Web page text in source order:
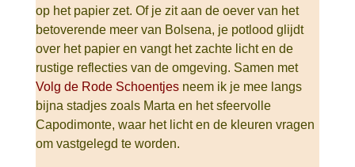
op het papier zet. Of je zit aan de oever van het
betoverende meer van Bolsena, je potlood glijdt
over het papier en vangt het zachte licht en de
rustige reflecties van de omgeving. Samen met
Volg de Rode Schoentjesneem ik je mee langs
bijna stadjes zoals Marta en het sfeervolle
Capodimonte, waar het licht en de kleuren vragen
om vastgelegd te worden.